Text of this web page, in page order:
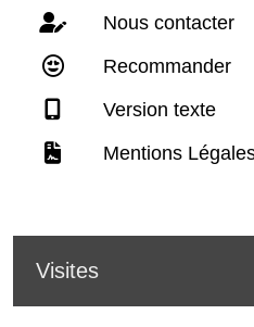
Nous contacter
Recommander
Version texte
Mentions
Visites